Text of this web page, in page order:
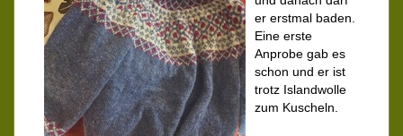
er erstmal baden.
Eine erste
Anprobe gab es
schon und er ist
trotz Islandwolle
zum Kuscheln.